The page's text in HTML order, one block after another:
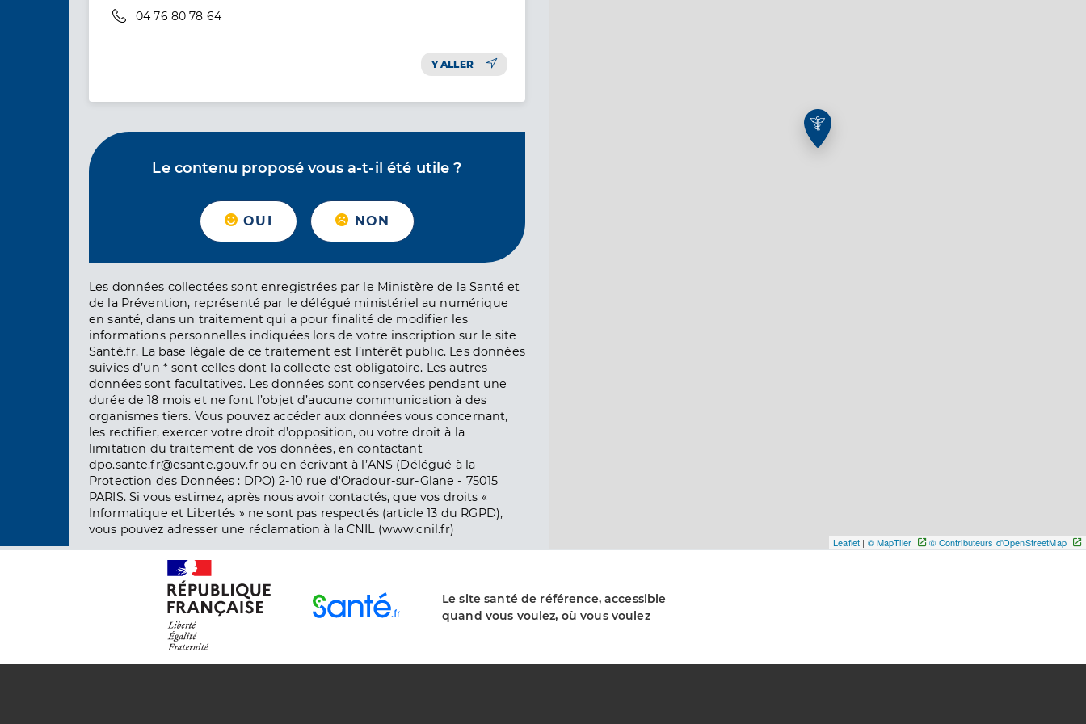
Téléphone
04 76 80 78 64
Y ALLER
Le contenu proposé vous a-t-il été utile ?
OUI NON
Les données collectées sont enregistrées par le Ministère de la Santé et
de la Prévention, représenté par le délégué ministériel au numérique
en santé, dans un traitement qui a pour finalité de modifier les
informations personnelles indiquées lors de votre inscription sur le site
Santé.fr. La base légale de ce traitement est l’intérêt public. Les données
suivies d’un * sont celles dont la collecte est obligatoire. Les autres
données sont facultatives. Les données sont conservées pendant une
durée de 18 mois et ne font l’objet d’aucune communication à des
organismes tiers. Vous pouvez accéder aux données vous concernant,
les rectifier, exercer votre droit d’opposition, ou votre droit à la
limitation du traitement de vos données, en contactant
dpo.sante.fr@esante.gouv.fr ou en écrivant à l’ANS (Délégué à la
Protection des Données : DPO) 2-10 rue d'Oradour-sur-Glane - 75015
PARIS. Si vous estimez, après nous avoir contactés, que vos droits «
Informatique et Libertés » ne sont pas respectés (article 13 du RGPD),
vous pouvez adresser une réclamation à la CNIL (www.cnil.fr)
Leaflet | © MapTiler © Contributeurs d'OpenStreetMap
Le site santé de référence, accessible
quand vous voulez, où vous voulez